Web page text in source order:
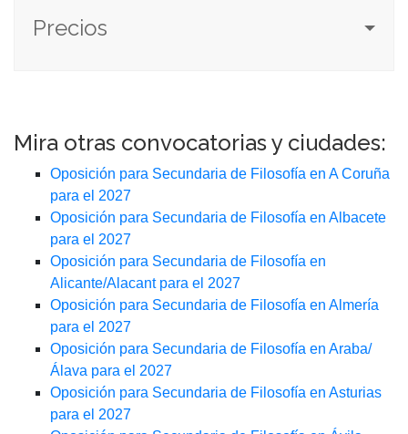
Precios
Mira otras convocatorias y ciudades:
Oposición para Secundaria de Filosofía en A Coruña
para el 2027
Oposición para Secundaria de Filosofía en Albacete
para el 2027
Oposición para Secundaria de Filosofía en
Alicante/Alacant para el 2027
Oposición para Secundaria de Filosofía en Almería
para el 2027
Oposición para Secundaria de Filosofía en Araba/
Álava para el 2027
Oposición para Secundaria de Filosofía en Asturias
para el 2027